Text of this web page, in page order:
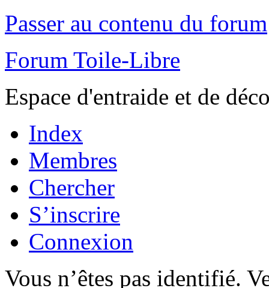
Passer au contenu du forum
Forum Toile-Libre
Espace d'entraide et de
Index
Membres
Chercher
S’inscrire
Connexion
Vous n’êtes pas identifié.